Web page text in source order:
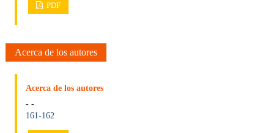
PDF
Acerca de los autores
Acerca de los autores
- -
161-162